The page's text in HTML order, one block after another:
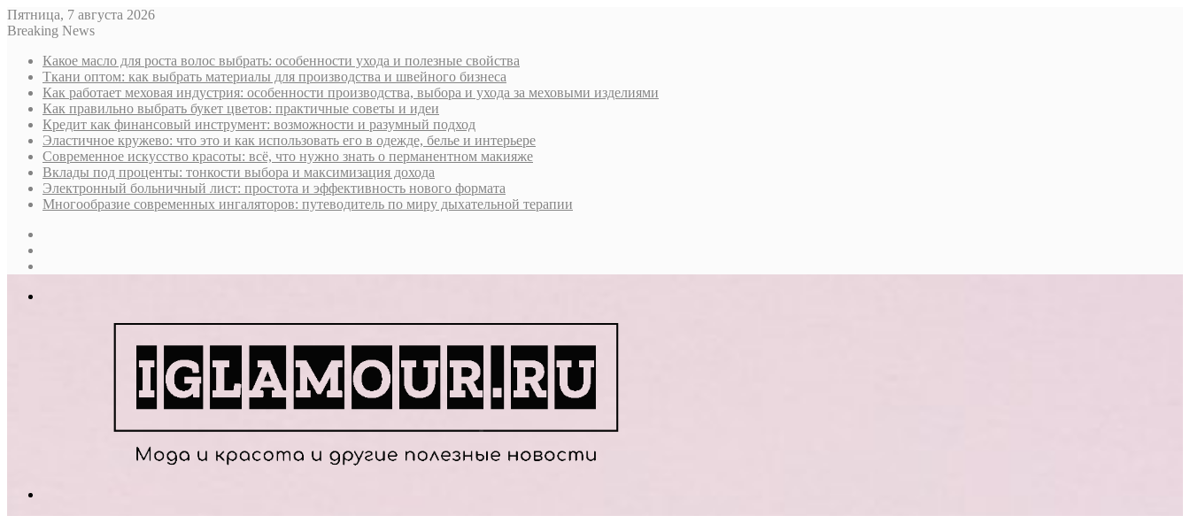
Пятница, 7 августа 2026
Breaking News
Какое масло для роста волос выбрать: особенности ухода и полезные свойства
Ткани оптом: как выбрать материалы для производства и швейного бизнеса
Как работает меховая индустрия: особенности производства, выбора и ухода за меховыми изделиями
Как правильно выбрать букет цветов: практичные советы и идеи
Кредит как финансовый инструмент: возможности и разумный подход
Эластичное кружево: что это и как использовать его в одежде, белье и интерьере
Современное искусство красоты: всё, что нужно знать о перманентном макияже
Вклады под проценты: тонкости выбора и максимизация дохода
Электронный больничный лист: простота и эффективность нового формата
Многообразие современных ингаляторов: путеводитель по миру дыхательной терапии